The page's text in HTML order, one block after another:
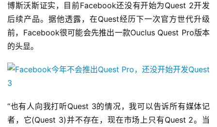
手
机
游
戏
单
机
游
戏
博斯沃斯证实，目前Facebook还没有开始为Quest 2开发
后续产品。据他透露，在Quest经历下一次官方世代升级
前，Facebook很可能会先推出一款Ouclus Quest Pro版本
的头显。
“也有人向我打听Quest 3的情况，我可以告诉所有媒体记
者，它(Quest 3)并不存在，现在市场上只有Quest 2。当